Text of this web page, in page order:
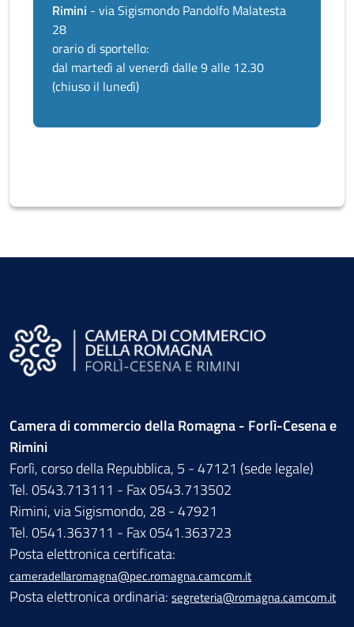
Rimini - via Sigismondo Pandolfo Malatesta
28
orario di sportello:
dal martedì al venerdì dalle 9 alle 12.30
(chiuso il lunedì)
Camera di commercio della Romagna - Forlì-Cesena e
Rimini
Forlì, corso della Repubblica, 5 - 47121 (sede legale)
Tel. 0543.713111 - Fax 0543.713502
Rimini, via Sigismondo, 28 - 47921
Tel. 0541.363711 - Fax 0541.363723
Posta elettronica certificata:
cameradellaromagna@pec.romagna.camcom.it
Posta elettronica ordinaria: segreteria@romagna.camcom.it